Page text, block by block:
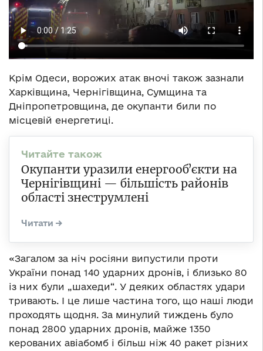
Крім Одеси, ворожих атак вночі також зазнали
Харківщина, Чернігівщина, Сумщина та
Дніпропетровщина, де окупанти били по
місцевій енергетиці.
Окупанти уразили енергообʼєкти на
Чернігівщині — більшість районів
області знеструмлені
«Загалом за ніч росіяни випустили проти
України понад 140 ударних дронів, і близько 80
із них були „шахеди“. У деяких областях удари
тривають. І це лише частина того, що наші люди
проходять щодня. За минулий тиждень було
понад 2800 ударних дронів, майже 1350
керованих авіабомб і більш ніж 40 ракет різних